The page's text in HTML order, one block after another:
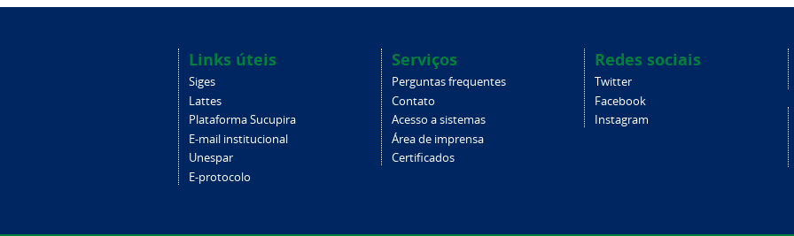
Links úteis
Siges
Lattes
Plataforma Sucupira
E-mail institucional
Unespar
E-protocolo
Serviços
Perguntas frequentes
Contato
Acesso a sistemas
Área de imprensa
Certificados
Redes sociais
Twitter
Facebook
Instagram